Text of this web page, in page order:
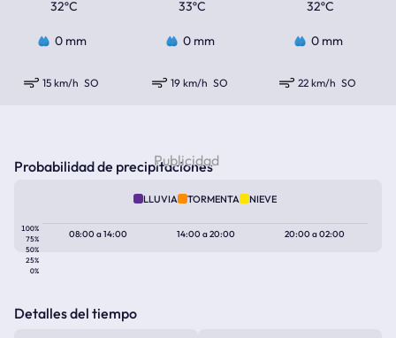
32ºC 33ºC 32ºC
0 mm 0 mm 0 mm
15 km/h SO 19 km/h SO 22 km/h SO
Probabilidad de precipitaciones
LLUVIA TORMENTA NIEVE
100%
75%
50%
25%
0%
08:00a14:00 14:00a20:00 20:00a02:00
Detalles del tiempo